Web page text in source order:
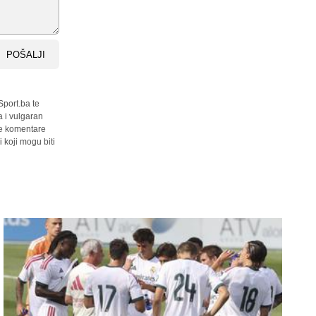
POŠALJI
te
i vulgaran
komentare
koji mogu biti